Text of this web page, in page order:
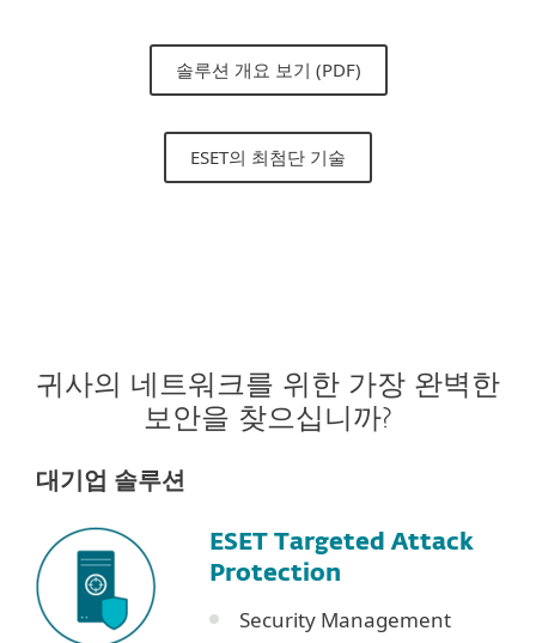
솔루션 개요 보기 (PDF)
ESET의 최첨단 기술
귀사의 네트워크를 위한 가장 완벽한
보안을 찾으십니까?
대기업 솔루션
ESET Targeted Attack
Protection
Security Management